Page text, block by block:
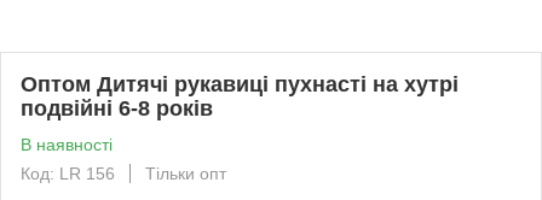
Оптом Дитячі рукавиці пухнасті на хутрі
подвійні 6-8 років
В наявності
Код: LR 156
Тільки опт